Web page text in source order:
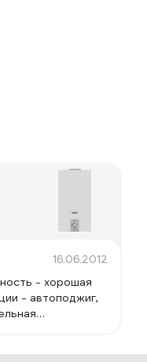
16.06.2012
- хорошая
- автоподжиг,